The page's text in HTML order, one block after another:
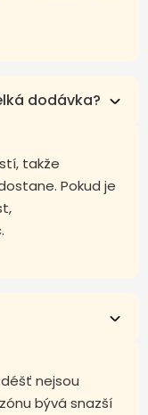
dodávka?
takže
Pokud je
nejsou
bývá snazší